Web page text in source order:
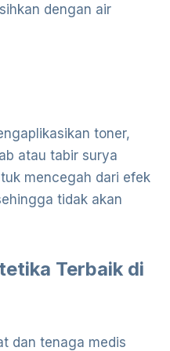
dengan air
toner,
atau tabir surya
mencegah dari efek
tidak akan
Terbaik di
dan tenaga medis